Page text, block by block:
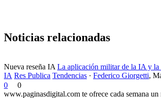
Noticias relacionadas
Nueva reseña IA La aplicación militar de la IA y la
IA Res Publica Tendencias · Federico Giorgetti,
0
0
www.paginasdigital.com te ofrece cada semana